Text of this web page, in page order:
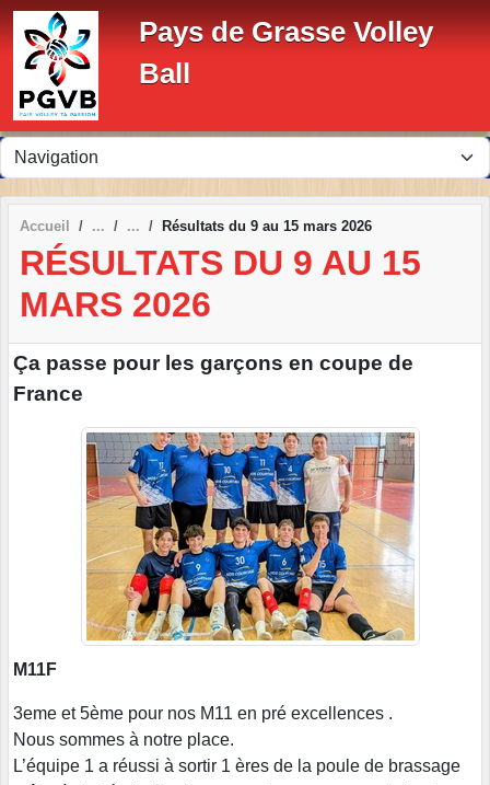
Pays de Grasse Volley
Ball
Accueil Résultats du 9 au 15 mars 2026
RÉSULTATS DU 9 AU 15
MARS 2026
Ça passe pour les garçons en coupe de
France
M11F
3eme et 5ème pour nos M11 en pré excellences .
Nous sommes à notre place.
L’équipe 1 a réussi à sortir 1 ères de la poule de brassage
Panneau de gestion des cookies